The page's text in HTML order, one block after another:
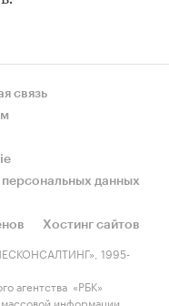
связь
данных
Хостинг сайтов
1995-
агентства «РБК»
информации